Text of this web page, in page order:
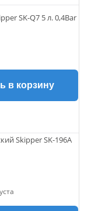
SK-Q7 5 л. 0,4Bar
в корзину
Skipper SK-196A